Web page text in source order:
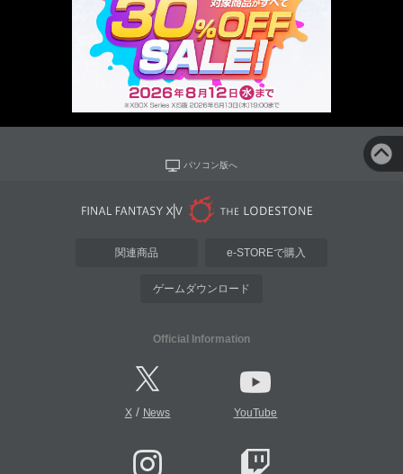
パソコン版へ
関連商品 e-STOREで購入
ゲームダウンロード
Official Information
X/ News YouTube